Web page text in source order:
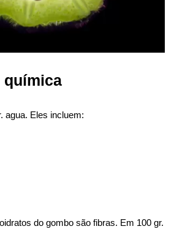
química
agua. Eles incluem:
do gombo são fibras. Em 100 gr.